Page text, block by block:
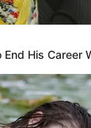
End His Career